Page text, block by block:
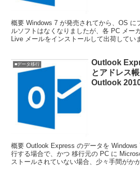
概要 Windows 7 が発売されてから、OS に
ルソフトはなくなりましたが、各 PC メー
Live メールをインストールして出荷してい
■データ移行
Outlook
とアドレス
Outlook
概要 Outlook Express のデータを
行する場合で、かつ 移行元の PC に
ストールされていない場合、少々手間がかか